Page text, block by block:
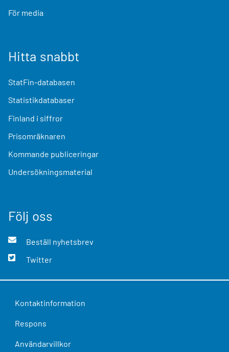
För media
Hitta snabbt
StatFin-databasen
Statistikdatabaser
Finland i siffror
Prisomräknaren
Kommande publiceringar
Undersökningsmaterial
Följ oss
Beställ nyhetsbrev
Twitter
Kontaktinformation
Respons
Användarvillkor